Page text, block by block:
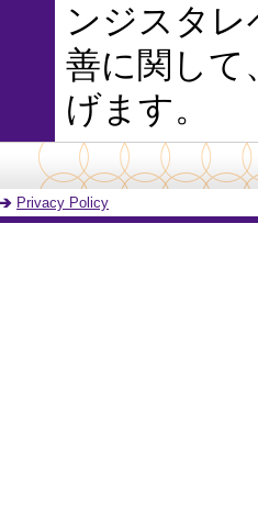
ンジスタ
善に関して
げます。
Privacy Policy